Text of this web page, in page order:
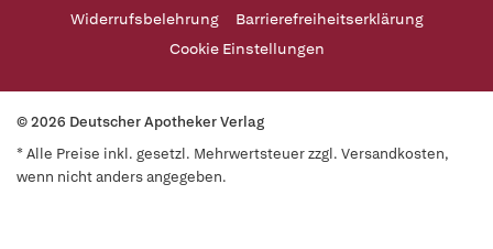
Widerrufsbelehrung
Barrierefreiheitserklärung
Cookie Einstellungen
© 2026 Deutscher Apotheker Verlag
* Alle Preise inkl. gesetzl. Mehrwertsteuer zzgl. Versandkosten,
wenn nicht anders angegeben.